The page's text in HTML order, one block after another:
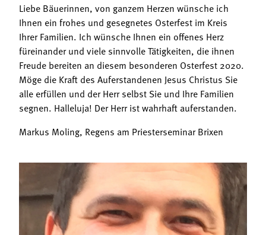
Liebe Bäuerinnen, von ganzem Herzen wünsche ich
Ihnen ein frohes und gesegnetes Osterfest im Kreis
Ihrer Familien. Ich wünsche Ihnen ein offenes Herz
füreinander und viele sinnvolle Tätigkeiten, die ihnen
Freude bereiten an diesem besonderen Osterfest 2020.
Möge die Kraft des Auferstandenen Jesus Christus Sie
alle erfüllen und der Herr selbst Sie und Ihre Familien
segnen. Halleluja! Der Herr ist wahrhaft auferstanden.
Markus Moling, Regens am Priesterseminar Brixen